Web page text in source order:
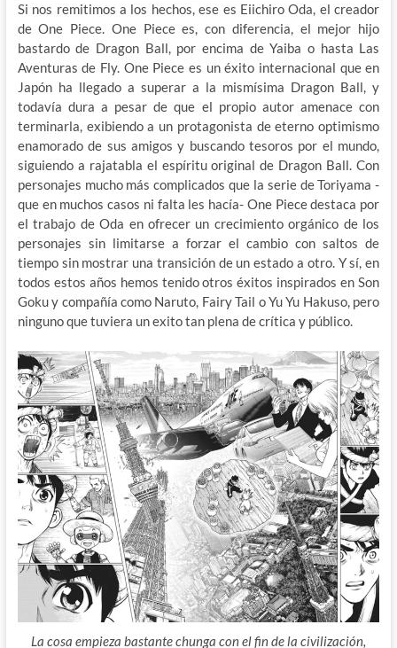
Si nos remitimos a los hechos, ese es Eiichiro Oda, el creador
de One Piece. One Piece es, con diferencia, el mejor hijo
bastardo de Dragon Ball, por encima de Yaiba o hasta Las
Aventuras de Fly. One Piece es un éxito internacional que en
Japón ha llegado a superar a la mismísima Dragon Ball, y
todavía dura a pesar de que el propio autor amenace con
terminarla, exibiendo a un protagonista de eterno optimismo
enamorado de sus amigos y buscando tesoros por el mundo,
siguiendo a rajatabla el espíritu original de Dragon Ball. Con
personajes mucho más complicados que la serie de Toriyama -
que en muchos casos ni falta les hacía- One Piece destaca por
el trabajo de Oda en ofrecer un crecimiento orgánico de los
personajes sin limitarse a forzar el cambio con saltos de
tiempo sin mostrar una transición de un estado a otro. Y sí, en
todos estos años hemos tenido otros éxitos inspirados en Son
Goku y compañía como Naruto, Fairy Tail o Yu Yu Hakuso, pero
ninguno que tuviera un exito tan plena de crítica y público.
La cosa empieza bastante chunga con el fin de la civilización,